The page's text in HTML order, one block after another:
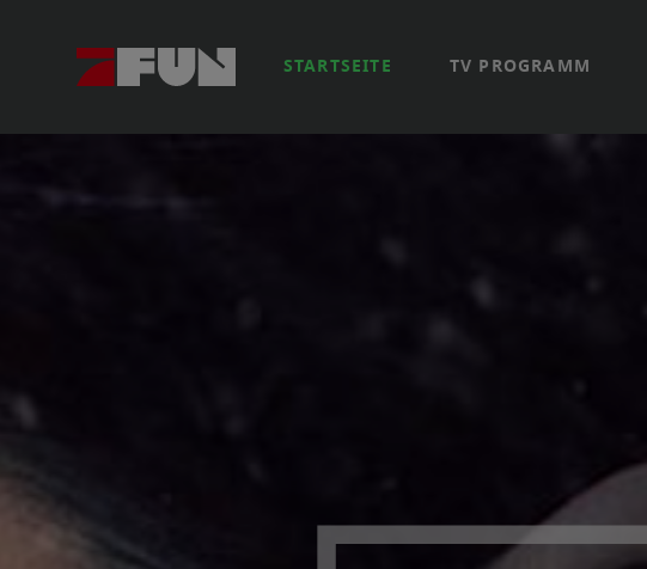
STARTSEITE TV PROGRAMM